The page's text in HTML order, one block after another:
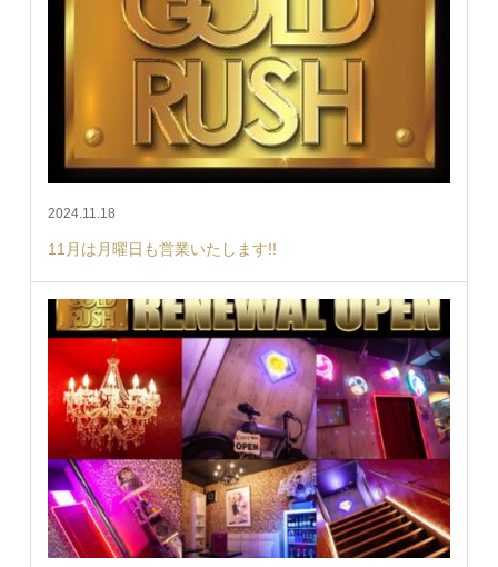
2024.11.18
11月は月曜日も営業いたします!!